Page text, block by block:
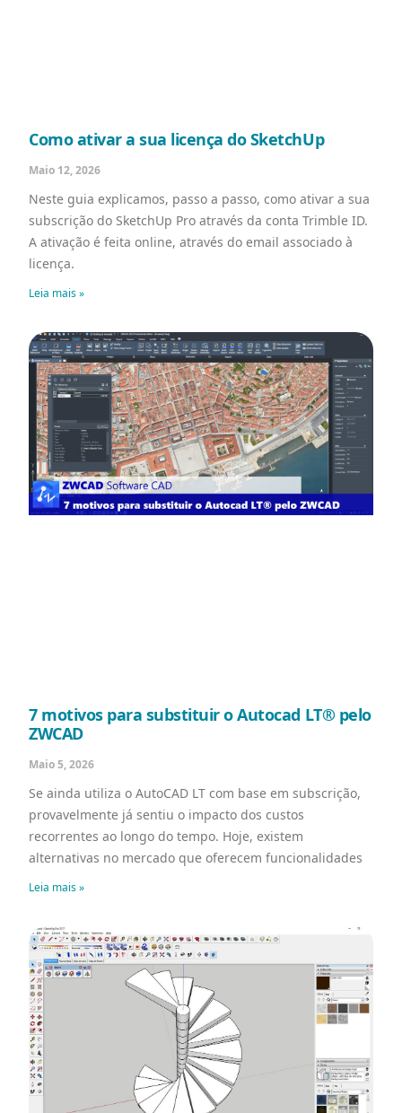
Como ativar a sua licença do SketchUp
Maio 12, 2026
Neste guia explicamos, passo a passo, como ativar a sua
subscrição do SketchUp Pro através da conta Trimble ID.
A ativação é feita online, através do email associado à
licença.
Leia mais »
7 motivos para substituir o Autocad LT® pelo
ZWCAD
Maio 5, 2026
Se ainda utiliza o AutoCAD LT com base em subscrição,
provavelmente já sentiu o impacto dos custos
recorrentes ao longo do tempo. Hoje, existem
alternativas no mercado que oferecem funcionalidades
Leia mais »